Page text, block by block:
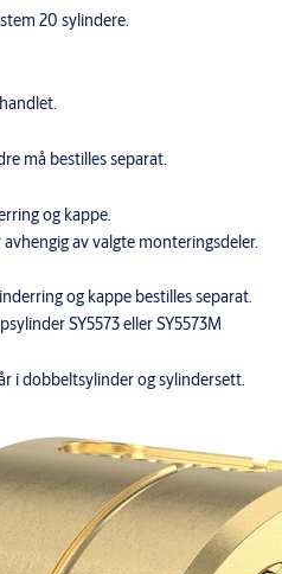
20 sylindere.
må bestilles separat.
og kappe.
av valgte monteringsdeler.
og kappe bestilles separat.
SY5573 eller SY5573M
i dobbeltsylinder og sylindersett.